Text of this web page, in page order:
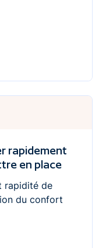
rapidement
en place
rapidité de
du confort